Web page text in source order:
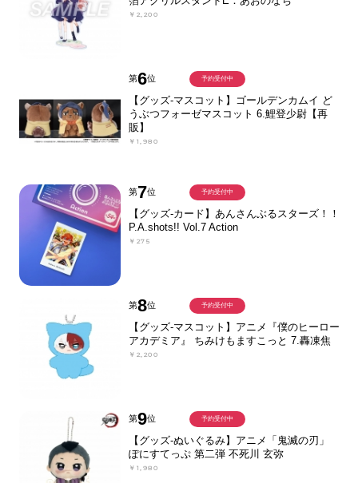
￥2,200
第6位
【グッズ-マスコット】ゴールデンカムイ ど
うぶつフォーゼマスコット 6.鯉登少尉【再
販】
￥1,980
予約受付中
第7位
【グッズ-カード】あんさんぶるスターズ！！
P.A.shots!! Vol.7 Action
￥275
予約受付中
第8位
【グッズ-マスコット】アニメ『僕のヒーロー
アカデミア』 ちみけもますこっと 7.轟凍焦
￥2,200
予約受付中
第9位
【グッズ-ぬいぐるみ】アニメ「鬼滅の刃」
ぽにすてっぷ 第二弾 不死川 玄弥
￥1,980
予約受付中